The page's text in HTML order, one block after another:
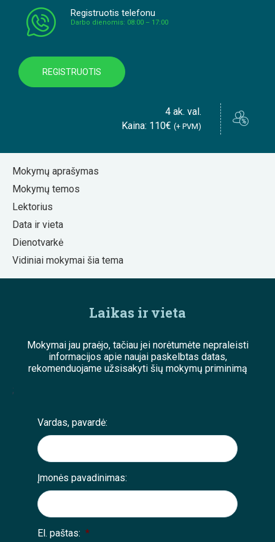
Registruotis telefonu
Darbo dienomis: 08:00 – 17:00
REGISTRUOTIS
4 ak. val.
Kaina: 110€ (+ PVM)
Mokymų aprašymas
Mokymų temos
Lektorius
Data ir vieta
Dienotvarkė
Vidiniai mokymai šia tema
Laikas ir vieta
Mokymai jau praėjo, tačiau jei norėtumėte nepraleisti
informacijos apie naujai paskelbtas datas,
rekomenduojame užsisakyti šių mokymų priminimą
;
Vardas, pavardė:
Įmonės pavadinimas:
El. paštas: *